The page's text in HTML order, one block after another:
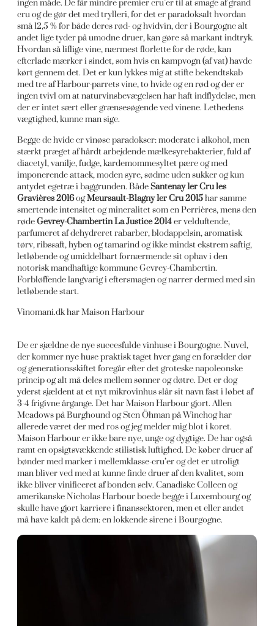
ingen måde. De får mindre premier cru’er til at smage af grand
cru og de gør det med trylleri, for det er paradoksalt hvordan
små 12,5 % for både deres rød- og hvidvin, der i Bourgogne alt
andet lige tyder på umodne druer, kan gøre så markant indtryk.
Hvordan så liflige vine, nærmest florlette for de røde, kan
efterlade mærker i sindet, som hvis en kampvogn (af vat) havde
kørt gennem det. Det er kun lykkes mig at stifte bekendtskab
med tre af Harbour-parrets vine, to hvide og en rød og der er
ingen tvivl om at naturvinsbevægelsen har haft indflydelse, men
der er intet sært eller grænsesøgende ved vinene. Lethedens
vægtighed, kunne man sige.
Begge de hvide er vinøse paradokser: moderate i alkohol, men
stærkt præget af hårdt arbejdende mælkesyrebakterier, fuld af
diacetyl, vanilje, fudge, kardemommesyltet pære og med
imponerende attack, moden syre, sødme uden sukker og kun
antydet egetræ i baggrunden. BådeSantenay 1er Cru les
Gravières 2016ogMeursault-Blagny 1er Cru 2015har samme
smertende intensitet og mineralitet som en Perrières, mens den
rødeGevrey-Chambertin La Justice 2014er velduftende,
parfumeret af dehydreret rabarber, blodappelsin, aromatisk
tørv, ribssaft, hyben og tamarind og ikke mindst ekstrem saftig,
letløbende og umiddelbart fornærmende sit ophav i den
notorisk mandhaftige kommune Gevrey-Chambertin.
Forbløffende langvarig i eftersmagen og narrer dermed med sin
letløbende start.
Vinomani.dk har Maison Harbour
De er sjældne de nye succesfulde vinhuse i Bourgogne. Nuvel,
der kommer nye huse praktisk taget hver gang en forælder dør
og generationsskiftet foregår efter det groteske napoleonske
princip og alt må deles mellem sønner og døtre. Det er dog
yderst sjældent at et nyt mikrovinhus slår sit navn fast i løbet af
3-4 frigivne årgange. Det har Maison Harbour gjort. Allen
Meadows på Burghound og Sten Öhman på Winehog har
allerede været der med ros og jeg melder mig blot i koret.
Maison Harbour er ikke bare nye, unge og dygtige. De har også
ramt en opsigtsvækkende stilistisk luftighed. De køber druer af
bønder med marker i mellemklasse-cru’er og det er utroligt
man bliver ved med at kunne finde druer af den kvalitet, som
ikke bliver vinificeret af bonden selv. Canadiske Colleen og
amerikanske Nicholas Harbour boede begge i Luxembourg og
skulle have gjort karriere i finanssektoren, men et eller andet
må have kaldt på dem: en lokkende sirene i Bourgogne.